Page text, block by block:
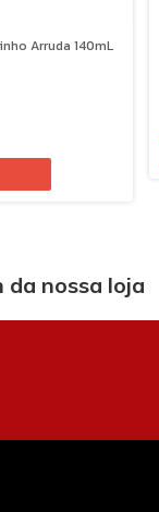
Arruda 140mL
da nossa loja